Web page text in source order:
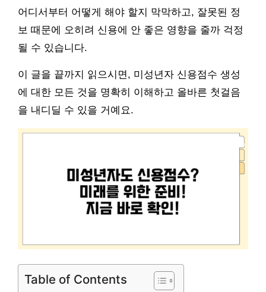
어디서부터 어떻게 해야 할지 막막하고, 잘못된 정
보 때문에 오히려 신용에 안 좋은 영향을 줄까 걱정
될 수 있습니다.
이 글을 끝까지 읽으시면, 미성년자 신용점수 생성
에 대한 모든 것을 명확히 이해하고 올바른 첫걸음
을 내디딜 수 있을 거예요.
Table of Contents